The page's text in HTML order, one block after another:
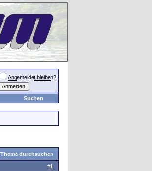
Angemeldet bleiben?
Suchen
Thema durchsuchen
#1